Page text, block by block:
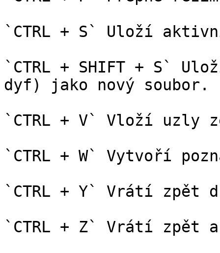
`CTRL + S` Uloží
`CTRL + SHIFT + S`
dyf) jako nový soubor.
`CTRL + V` Vloží uzly
`CTRL + W` Vytvoří
`CTRL + Y` Vrátí zpět
`CTRL + Z` Vrátí zpět